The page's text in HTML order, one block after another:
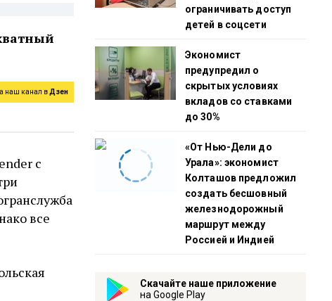
наш канал вДзен
с
все
ограничивать доступ
детей в соцсети
Экономист
предупредил о
скрытых условиях
вкладов со ставками
до 30%
«От Нью-Дели до
Урала»: экономист
Колташов предложил
создать бесшовный
железнодорожный
маршрут между
Россией и Индией
Скачайте наше приложение
на Google Play